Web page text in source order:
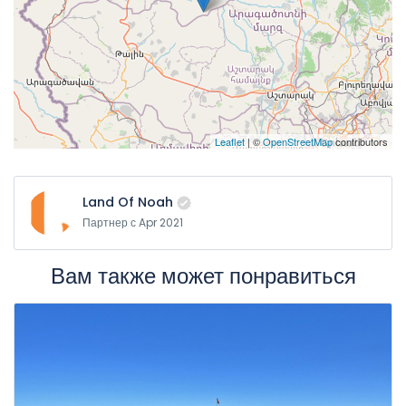
Leaflet | ©OpenStreetMapcontributors
Land Of Noah
Партнер с Apr 2021
Вам также может понравиться